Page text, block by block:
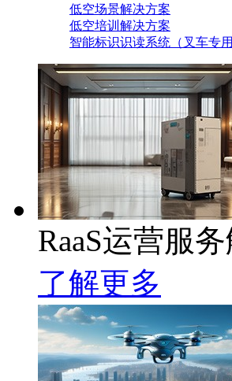
低空场景解决方案
低空培训解决方案
智能标识识读系统（叉车专用
RaaS运营服
了解更多